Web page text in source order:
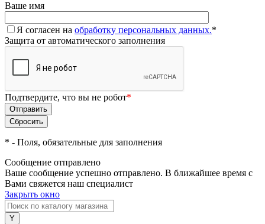
Ваше имя
Я согласен на обработку персональных данных.*
Защита от автоматического заполнения
Подтвердите, что вы не робот*
* - Поля, обязательные для заполнения
Сообщение отправлено
Ваше сообщение успешно отправлено. В ближайшее время с
Вами свяжется наш специалист
Закрыть окно